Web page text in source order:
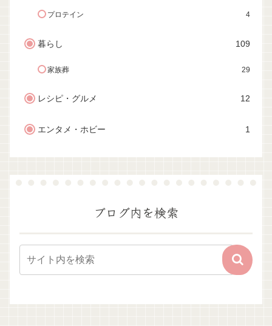
プロテイン 4
暮らし 109
家族葬 29
レシピ・グルメ 12
エンタメ・ホビー 1
ブログ内を検索